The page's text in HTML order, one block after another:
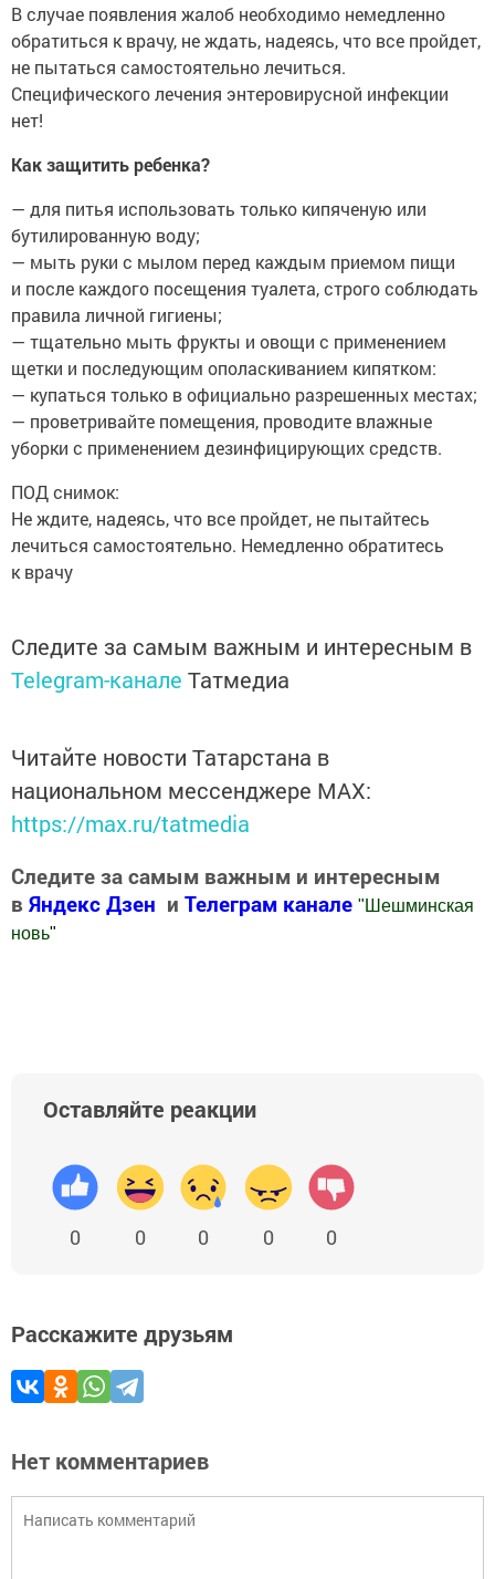
В случае появления жалоб необходимо немедленно
обратиться к врачу, не ждать, надеясь, что все пройдет,
не пытаться самостоятельно лечиться.
Специфического лечения энтеровирусной инфекции
нет!
Как защитить ребенка?
— для питья использовать только кипяченую или
бутилированную воду;
— мыть руки с мылом перед каждым приемом пищи
и после каждого посещения туалета, строго соблюдать
правила личной гигиены;
— тщательно мыть фрукты и овощи с применением
щетки и последующим ополаскиванием кипятком:
— купаться только в официально разрешенных местах;
— проветривайте помещения, проводите влажные
уборки с применением дезинфицирующих средств.
ПОД снимок:
Не ждите, надеясь, что все пройдет, не пытайтесь
лечиться самостоятельно. Немедленно обратитесь
к врачу
Следите за самым важным и интересным в
Telegram-канале Татмедиа
Читайте новости Татарстана в
национальном мессенджере MАХ:
https://max.ru/tatmedia
Следите за самым важным и интересным
в Яндекс Дзен и Телеграм канале " Шешминская
новь"
Оставляйте реакции
0 0 0 0 0
Расскажите друзьям
Нет комментариев